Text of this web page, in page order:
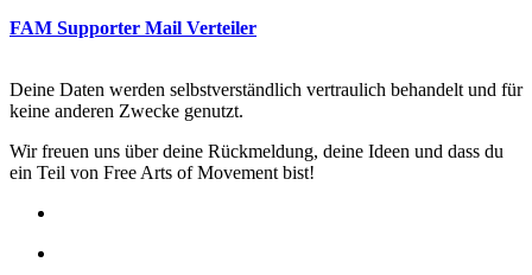
FAM Supporter Mail Verteiler
Deine Daten werden selbstverständlich vertraulich behandelt und für
keine anderen Zwecke genutzt.
Wir freuen uns über deine Rückmeldung, deine Ideen und dass du
ein Teil von Free Arts of Movement bist!